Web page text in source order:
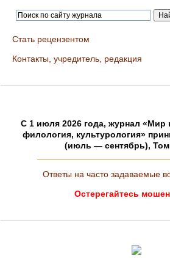
Стать рецензентом
Контакты, учредитель, редакция
C 1 июля 2026 года, журнал «Мир
филология, культурология»
(июль — сентябрь), Том
Ответы на часто задаваемые
Остерегайтесь